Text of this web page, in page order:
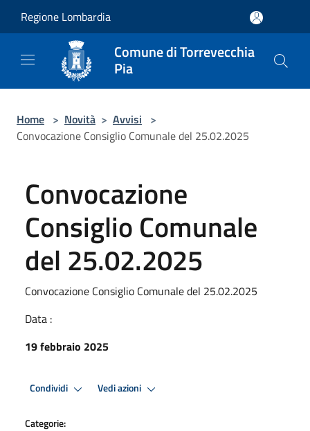
Regione Lombardia
Comune di Torrevecchia
Pia
Home > Novità > Avvisi >
Convocazione Consiglio Comunale del 25.02.2025
Convocazione
Consiglio Comunale
del 25.02.2025
Convocazione Consiglio Comunale del 25.02.2025
Data :
19 febbraio 2025
Condividi Vedi azioni
Categorie: